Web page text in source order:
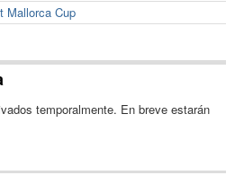
Mallorca Cup
temporalmente. En breve estarán